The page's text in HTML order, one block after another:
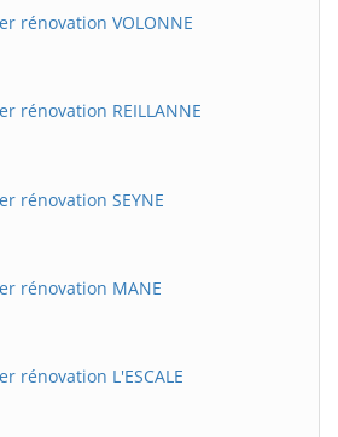
rénovation VOLONNE
rénovation REILLANNE
rénovation SEYNE
rénovation MANE
rénovation L'ESCALE